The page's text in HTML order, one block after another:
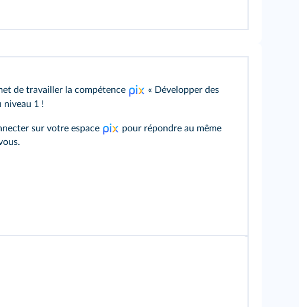
de travailler la compétence
« Développer des
niveau 1 !
sur votre espace
pour répondre au même